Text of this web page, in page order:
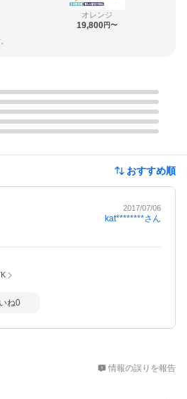
オレンジ
19,800円〜
おすすめ順
2017/07/06
kat********さん
ね0
情報の誤りを報告